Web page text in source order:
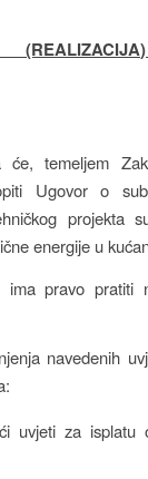
će, temeljem
Ugovor o
projekta
energije u
ima pravo pratiti
navedenih
uvjeti za isplatu